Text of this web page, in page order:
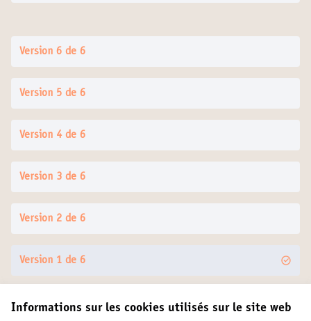
Informations sur les cookies utilisés sur le site web
Version 6 de 6
Version 5 de 6
Version 4 de 6
Version 3 de 6
Version 2 de 6
Version 1 de 6
Conditions d'utilisation